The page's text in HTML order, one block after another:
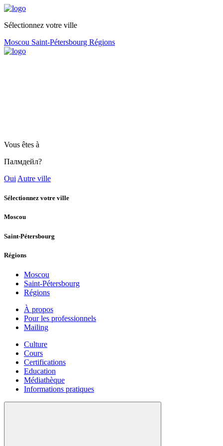
Sélectionnez votre ville
Moscou Saint-Pétersbourg Régions
Vous êtes à
Палмдейл?
Oui Autre ville
Sélectionnez votre ville
Moscou
Saint-Pétersbourg
Régions
Moscou
Saint-Pétersbourg
Régions
À propos
Pour les professionnels
Mailing
Culture
Cours
Certifications
Education
Médiathèque
Informations pratiques